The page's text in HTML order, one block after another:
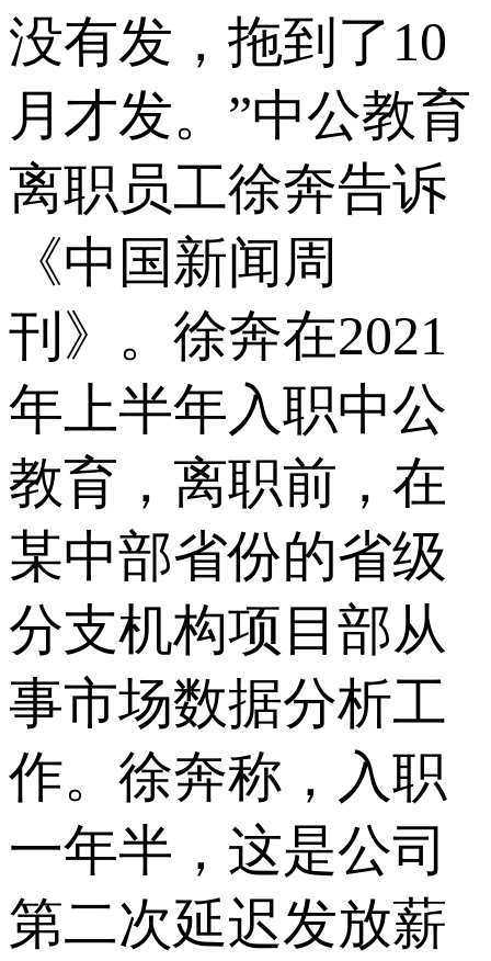
没有发，拖到了10
月才发。”中公教育
离职员工徐奔告诉
《中国新闻周
刊》。徐奔在2021
年上半年入职中公
教育，离职前，在
某中部省份的省级
分支机构项目部从
事市场数据分析工
作。徐奔称，入职
一年半，这是公司
第二次延迟发放薪